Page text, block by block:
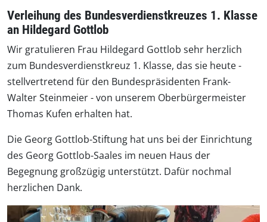
Verleihung des Bundesverdienstkreuzes 1. Klasse
an Hildegard Gottlob
Wir gratulieren Frau Hildegard Gottlob sehr herzlich
zum Bundesverdienstkreuz 1. Klasse, das sie heute -
stellvertretend für den Bundespräsidenten Frank-
Walter Steinmeier - von unserem Oberbürgermeister
Thomas Kufen erhalten hat.
Die Georg Gottlob-Stiftung hat uns bei der Einrichtung
des Georg Gottlob-Saales im neuen Haus der
Begegnung großzügig unterstützt. Dafür nochmal
herzlichen Dank.